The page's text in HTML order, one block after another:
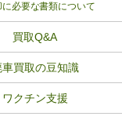
に必要な書類について
買取Q&A
車買取の豆知識
ワクチン支援